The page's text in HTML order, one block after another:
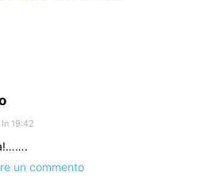
19:42
un commento